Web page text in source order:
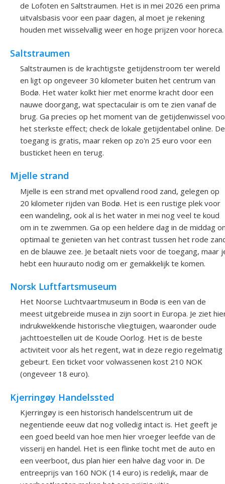
de Lofoten en Saltstraumen. Het is in mei 2026 een prima
uitvalsbasis voor een paar dagen, al moet je rekening
houden met wisselvallig weer en hoge prijzen voor horeca.
Saltstraumen
Saltstraumen is de krachtigste getijdenstroom ter wereld
en ligt op ongeveer 30 kilometer buiten het centrum van
Bodø. Het water kolkt hier met enorme kracht door een
nauwe doorgang, wat spectaculair is om te zien vanaf de
brug. Ga precies op het moment van de getijdenwissel
het sterkste effect; check de lokale getijdentabel online. De
toegang is gratis, maar reken op zo'n 25 euro voor een
busticket heen en terug.
Mjelle strand
Mjelle is een strand met opvallend rood zand, gelegen op
20 kilometer rijden van Bodø. Het is een rustige plek voor
een wandeling, ook al is het water in mei nog veel te koud
om in te zwemmen. Ga op een heldere dag in de middag
optimaal te genieten van het contrast tussen het rode
en de blauwe zee. Je betaalt niets voor de toegang, maar
hebt een huurauto nodig om er gemakkelijk te komen.
Norsk Luftfartsmuseum
Het Noorse Luchtvaartmuseum in Bodø is een van de
meest uitgebreide musea in zijn soort in Europa. Je ziet
indrukwekkende historische vliegtuigen, waaronder oude
jachttoestellen uit de Koude Oorlog. Het is de beste
activiteit voor als het regent, wat in deze regio regelmatig
gebeurt. Een ticket voor volwassenen kost 210 NOK
(ongeveer 18 euro).
Kjerringøy Handelssted
Kjerringøy is een historisch handelscentrum uit de
negentiende eeuw dat nog volledig intact is. Het geeft je
een goed beeld van hoe men hier vroeger leefde van de
visserij en handel. Het is een flinke tocht met de auto en
een veerboot, dus plan hier een halve dag voor in. De
entreeprijs van 160 NOK (14 euro) is redelijk, maar de